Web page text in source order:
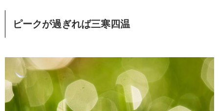
ピークが過ぎれば三寒四温